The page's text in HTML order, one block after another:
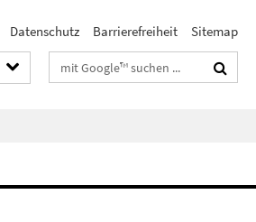
Datenschutz Barrierefreiheit Sitemap
Suchbegriffe